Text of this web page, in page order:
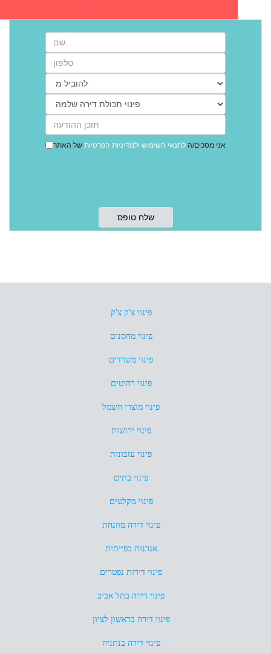
אני מסכים/ה לתנאי השימוש ולמדיניות הפרטיות של האתר
פינוי צ'ק צ'ק
פינוי מחסנים
פינוי משרדים
פינוי רהיטים
פינוי מוצרי חשמל
פינוי ירושות
פינוי עזבונות
פינוי בתים
פינוי מקלטים
פינוי דירה מוזנחת
אגרנות כפייתית
פינוי דירות נפטרים
פינוי דירה בתל אביב
פינוי דירה בראשון לציון
פינוי דירה בנתניה